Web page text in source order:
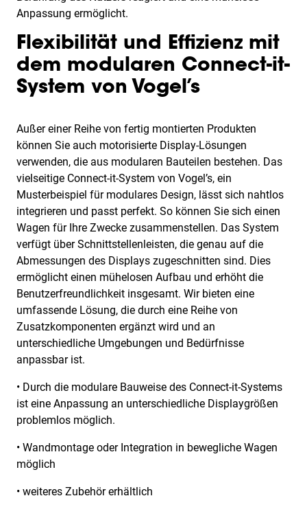
Anpassung ermöglicht.
Flexibilität und Effizienz mit
dem modularen Connect-it-
System von Vogel’s
Außer einer Reihe von fertig montierten Produkten
können Sie auch motorisierte Display-Lösungen
verwenden, die aus modularen Bauteilen bestehen. Das
vielseitige Connect-it-System von Vogel’s, ein
Musterbeispiel für modulares Design, lässt sich nahtlos
integrieren und passt perfekt. So können Sie sich einen
Wagen für Ihre Zwecke zusammenstellen. Das System
verfügt über Schnittstellenleisten, die genau auf die
Abmessungen des Displays zugeschnitten sind. Dies
ermöglicht einen mühelosen Aufbau und erhöht die
Benutzerfreundlichkeit insgesamt. Wir bieten eine
umfassende Lösung, die durch eine Reihe von
Zusatzkomponenten ergänzt wird und an
unterschiedliche Umgebungen und Bedürfnisse
anpassbar ist.
• Durch die modulare Bauweise des Connect-it-Systems
ist eine Anpassung an unterschiedliche Displaygrößen
problemlos möglich.
• Wandmontage oder Integration in bewegliche Wagen
möglich
• weiteres Zubehör erhältlich